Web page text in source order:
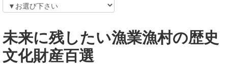
未来に残したい漁業漁村の歴史
文化財産百選